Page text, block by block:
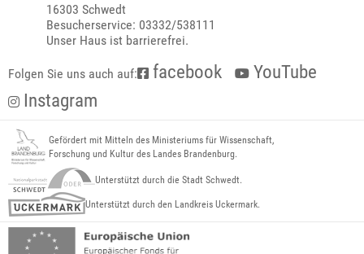
16303 Schwedt
Besucherservice: 03332/538111
Unser Haus ist barrierefrei.
Folgen Sie uns auch auf: facebook
YouTube
Instagram
Gefördert mit Mitteln des Ministeriums für Wissenschaft,
Forschung und Kultur des Landes Brandenburg.
Unterstützt durch die Stadt Schwedt.
Unterstützt durch den Landkreis Uckermark.